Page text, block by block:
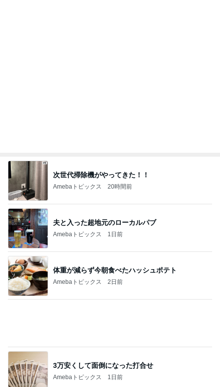
次世代掃除機がやってきた！！
Amebaトピックス 20時間前
夫と入った超地元のローカルパブ
Amebaトピックス 1日前
体重が減らず今朝食べたハッシュポテト
Amebaトピックス 2日前
3万安くして面倒になった打合せ
Amebaトピックス 1日前